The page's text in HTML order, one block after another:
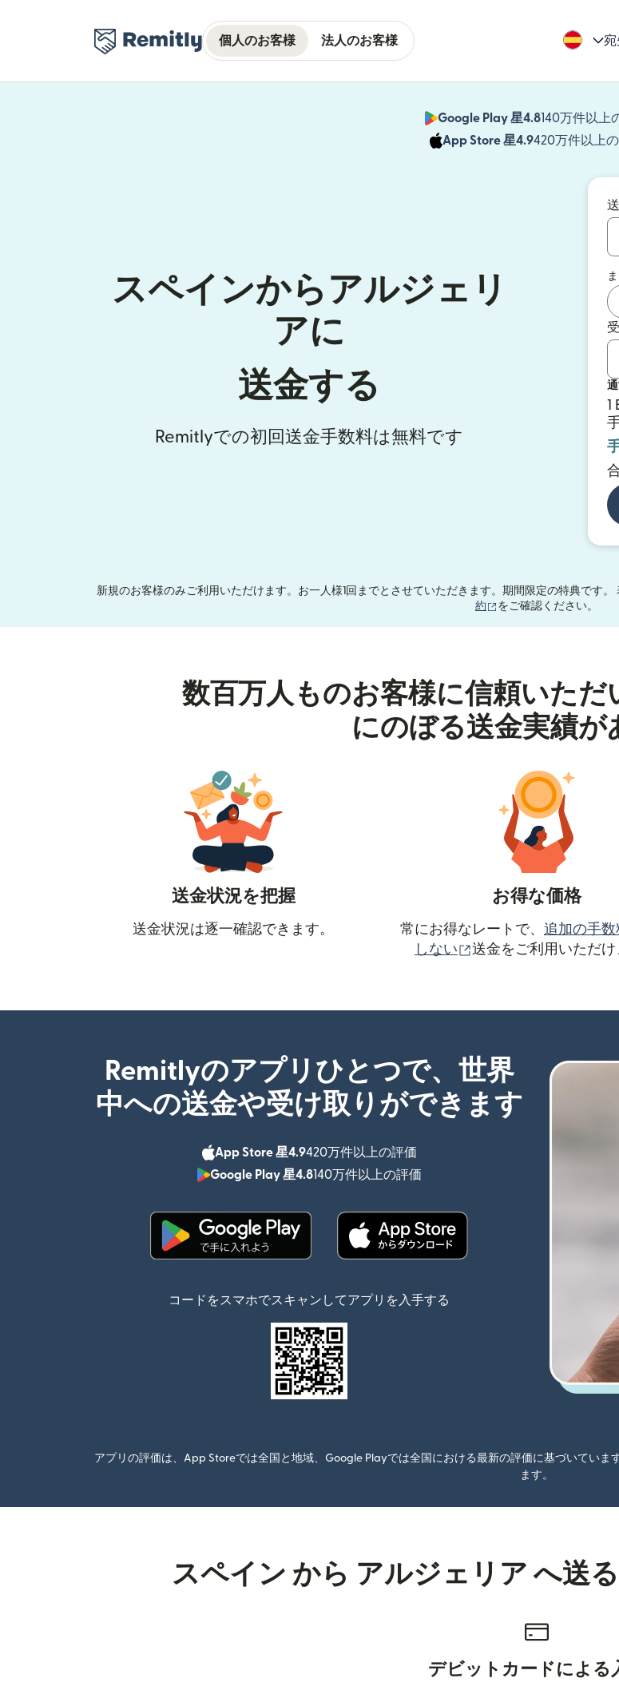
個人のお客様 法人のお客様 宛
Google Play 星4.8140万件以上
App Store 星4.9420万件以上
スペインからアルジェリ
アに
送金する
Remitlyでの初回送金手数料は無料です
1
新規のお客様のみご利用いただけます。お一人様1回までとさせていただきます。期間限定の特典です
約
（別ウィンドウで開きま
をご確認ください。
数百万人ものお客様に信頼いた
にのぼる送金実績が
送金状況を把握
送金状況は逐一確認できます。
お得な価格
常にお得なレートで、 追加の手数
しない
（別ウィンドウで開き
送金をご利用いただけ
Remitlyのアプリひとつで、世界
中への送金や受け取りができます
App Store 星4.9420万件以上の評価
（別ウィンドウで開きます）
Google Play 星4.8140万件以上の評価
（別ウィンドウで開きます）
コードをスマホでスキャンしてアプリを入手する
アプリの評価は、App Storeでは全国と地域、Google Playでは全国における最新の評価に基づいてい
ます。
スペイン から アルジェリア へ送
デビットカードによる